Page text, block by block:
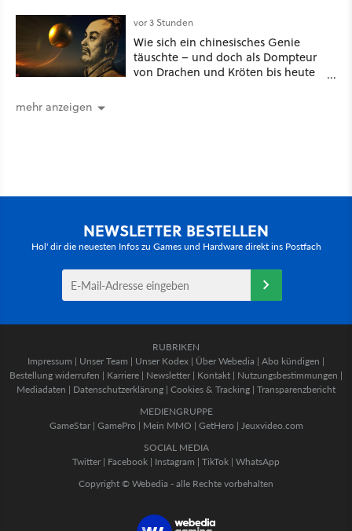
vor 3 Stunden
Wie sich ein chinesisches Genie
täuschte – und doch als Dompteur
von Drachen und Kröten bis heute
mehr anzeigen
NEWSLETTER BESTELLEN
Hol' dir die neuesten Infos zu Games und Hardware direkt ins Postfach
RUBRIKEN
Impressum | Unser Team | Unser Kodex | Über Webedia | Abo kündigen |
Bestellung widerrufen | Karriere | Newsletter | Kontakt | Nutzungsbestimmungen |
Mediadaten | Datenschutzerklärung | Cookies & Tracking | Transparenzbericht
MEDIENGRUPPE
GameStar| GamePro | Mein MMO | GetHero | Jeuxvideo.com
SOCIAL MEDIA
Twitter | Facebook | Instagram | TikTok | WhatsApp
Copyright © Webedia - alle Rechte vorbehalten